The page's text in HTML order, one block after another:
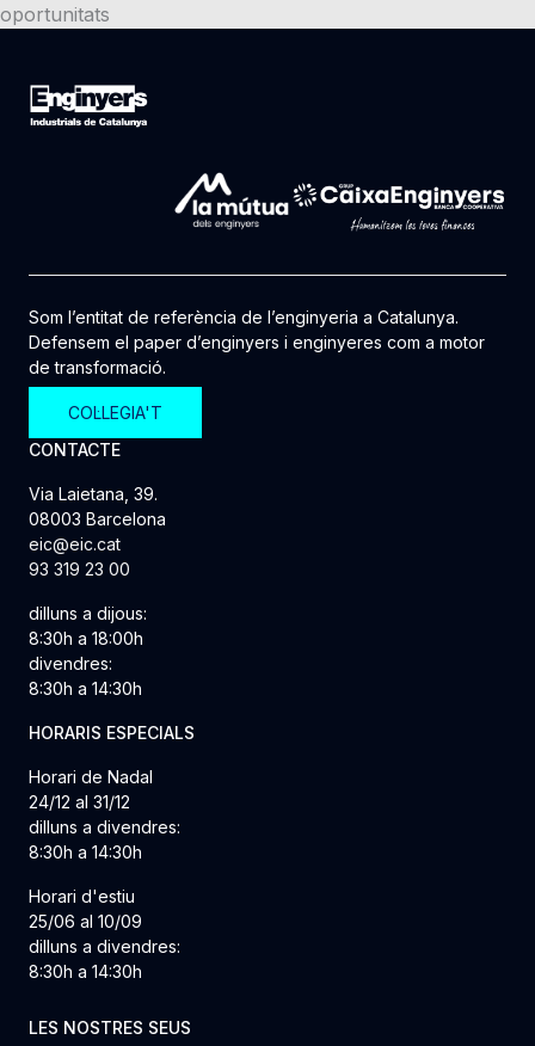
oportunitats
Som l’entitat de referència de l’enginyeria a Catalunya.
Defensem el paper d’enginyers i enginyeres com a motor
de transformació.
COL·LEGIA'T
CONTACTE
Via Laietana, 39.
08003 Barcelona
eic@eic.cat
93 319 23 00
dilluns a dijous:
8:30h a 18:00h
divendres:
8:30h a 14:30h
HORARIS ESPECIALS
Horari de Nadal
24/12 al 31/12
dilluns a divendres:
8:30h a 14:30h
Horari d'estiu
25/06 al 10/09
dilluns a divendres:
8:30h a 14:30h
LES NOSTRES SEUS